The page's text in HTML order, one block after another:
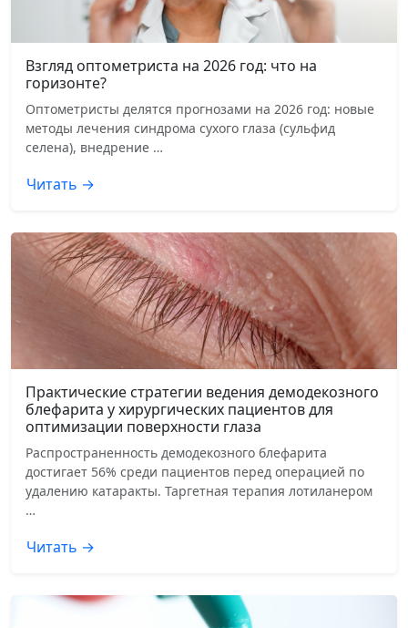
Взгляд оптометриста на 2026 год: что на
горизонте?
Оптометристы делятся прогнозами на 2026 год: новые
методы лечения синдрома сухого глаза (сульфид
селена), внедрение …
Читать →
Практические стратегии ведения демодекозного
блефарита у хирургических пациентов для
оптимизации поверхности глаза
Распространенность демодекозного блефарита
достигает 56% среди пациентов перед операцией по
удалению катаракты. Таргетная терапия лотиланером
…
Читать →